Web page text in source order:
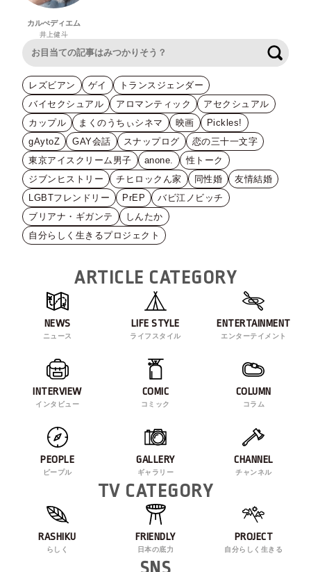
カルぺディエム
井上健斗
レズビアン ゲイ
トランスジェンダー
バイセクシュアル
アロマンティック
アセクシュアル
カップル
まくのうちぃシネマ 映画
Pickles!
gAytoZ
GAY会話 スナップログ
恋の三十一文字
東京アイスクリーム男子
anone.
性トーク
ジブンヒストリー
チヒロックん家 同性婚
友情結婚
LGBTフレンドリー
PrEP
バビ江ノビッチ
ブリアナ・ギガンテ
しんたか
自分らしく生きるプロジェクト
ARTICLE CATEGORY
NEWS
ニュース
LIFE STYLE
ライフスタイル
ENTERTAINMENT
エンターテイメント
INTERVIEW
インタビュー
COMIC
コミック
COLUMN
コラム
PEOPLE
ピープル
GALLERY
ギャラリー
CHANNEL
チャンネル
TV CATEGORY
RASHIKU
らしく
FRIENDLY
日本の底力
PROJECT
自分らしく生きる